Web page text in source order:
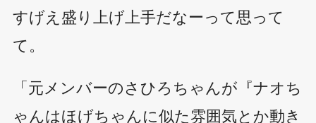
すげえ盛り上げ上手だなーって思って
て。
「元メンバーのさひろちゃんが『ナオち
ゃんはほげちゃんに似た雰囲気とか動き